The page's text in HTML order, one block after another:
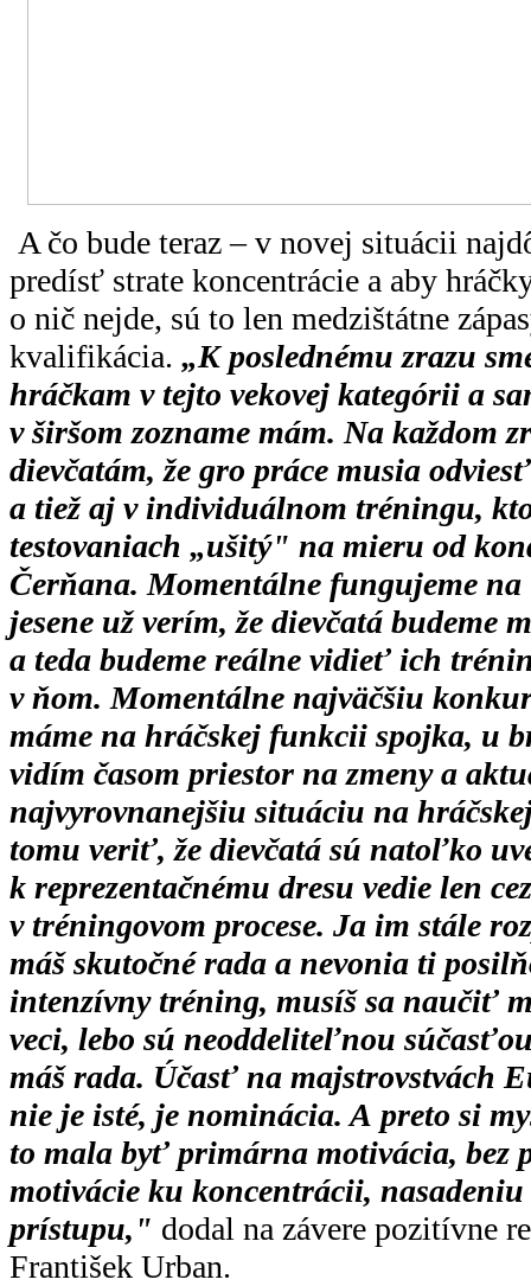
A čo bude teraz – v novej situácii
predísť strate koncentrácie a aby
o nič nejde, sú to len medzištátne
kvalifikácia. „K poslednému zrazu
hráčkam v tejto vekovej kategórii a
v širšom zozname mám. Na každom
dievčatám, že gro práce musia
a tiež aj v individuálnom tréningu,
testovaniach „ušitý" na mieru od
Čerňana. Momentálne fungujeme
jesene už verím, že dievčatá budeme
a teda budeme reálne vidieť ich
v ňom. Momentálne najväčšiu
máme na hráčskej funkcii spojka, u
vidím časom priestor na zmeny a
najvyrovnanejšiu situáciu na
tomu veriť, že dievčatá sú natoľko
k reprezentačnému dresu vedie len
v tréningovom procese. Ja im stále
máš skutočné rada a nevonia ti
intenzívny tréning, musíš sa naučiť
veci, lebo sú neoddeliteľnou
máš rada. Účasť na majstrovstvách
nie je isté, je nominácia. A preto si
to mala byť primárna motivácia, bez
motivácie ku koncentrácii, nasadeniu
prístupu," dodal na závere pozitívne
František Urban.